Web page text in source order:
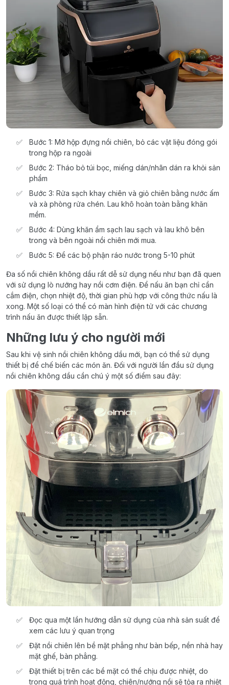
Bước 1: Mở hộp đựng nồi chiên, bỏ các vật liệu đóng gói
trong hộp ra ngoài
Bước 2: Tháo bỏ túi bọc, miếng dán/nhãn dán ra khỏi sản
phẩm
Bước 3: Rửa sạch khay chiên và giỏ chiên bằng nước ấm
và xà phòng rửa chén. Lau khô hoàn toàn bằng khăn
mềm.
Bước 4: Dùng khăn ẩm sạch lau sạch và lau khô bên
trong và bên ngoài nồi chiên mới mua.
Bước 5: Để các bộ phận ráo nước trong 5-10 phút
Đa số nồi chiên không dầu rất dễ sử dụng nếu như bạn đã quen
với sử dụng lò nướng hay nồi cơm điện. Để nấu ăn bạn chỉ cần
cắm điện, chọn nhiệt độ, thời gian phù hợp với công thức nấu là
xong. Một số loại có thể có màn hình điện tử với các chương
trình nấu ăn được thiết lập sẵn.
Những lưu ý cho người mới
Sau khi vệ sinh nồi chiên không dầu mới, bạn có thể sử dụng
thiết bị để chế biến các món ăn. Đối với người lần đầu sử dụng
nồi chiên không dầu cần chú ý một số điểm sau đây:
Đọc qua một lần hướng dẫn sử dụng của nhà sản suất để
xem các lưu ý quan trọng
Đặt nồi chiên lên bề mặt phẳng như bàn bếp, nền nhà hay
mặt ghế, bàn phẳng.
Đặt thiết bị trên các bề mặt có thể chịu được nhiệt, do
trong quá trình hoạt động, chiên/nướng nồi sẽ tỏa ra nhiệt